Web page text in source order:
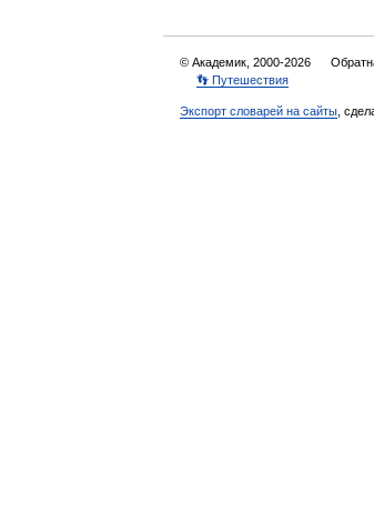
© Академик, 2000-2026
👣 Путешествия
Экспорт словарей на сайты ,